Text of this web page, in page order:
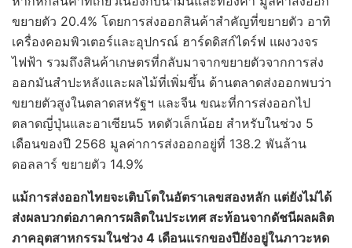
ขยายตัว 20.4% โดยการส่งออกสินค้าสำคัญที่ขยายตัว อาทิ
เครื่องคอมพิวเตอร์และอุปกรณ์ ฮาร์ดดิสก์ไดร์ฟ แผงวงจร
ไฟฟ้า รวมถึงสินค้าเกษตรที่กลับมาจากขยายตัวจากการส่ง
ออกมันสำปะหลังและผลไม้ที่เพิ่มขึ้น ด้านตลาดส่งออกพบว่า
ขยายตัวสูงในตลาดสหรัฐฯ และจีน ขณะที่การส่งออกไป
ตลาดญี่ปุ่นและอาเซียน5 หดตัวเล็กน้อย สำหรับในช่วง 5
เดือนของปี 2568 มูลค่าการส่งออกอยู่ที่ 138.2 พันล้าน
ดอลลาร์ ขยายตัว 14.9%
แม้การส่งออกไทยจะเติบโตในอัตราเลขสองหลัก แต่ยังไม่ได้
ส่งผลบวกต่อภาคการผลิตในประเทศ สะท้อนจากดัชนีผลผลิต
ภาคอุตสาหกรรมในช่วง 4 เดือนแรกของปียังอยู่ในภาวะหด